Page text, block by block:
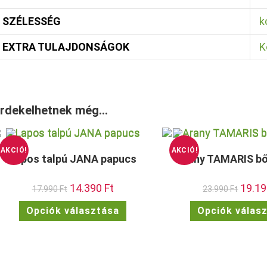
SZÉLESSÉG
EXTRA TULAJDONSÁGOK
még…
AKCIÓ!
Lapos talpú JANA papucs
17.990Ft Original
price
was:
17.990 Ft.
14.390 FtCurrent
price
is:
14.390 Ft.
Opciók választása
terméknek
AKCIÓ!
Arany TAMARIS
23.990Ft
price
was:
23.990
Opciók